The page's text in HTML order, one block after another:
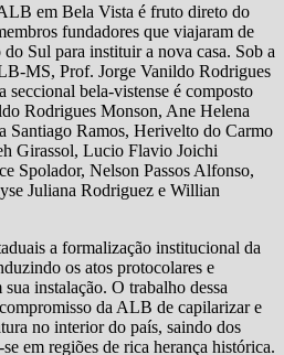
em Bela Vista é fruto direto do
fundadores que viajaram de
Sul para instituir a nova casa. Sob a
MS, Prof. Jorge Vanildo Rodrigues
bela-vistense é composto
Rodrigues Monson, Ane Helena
Santiago Ramos, Herivelto do Carmo
Girassol, Lucio Flavio Joichi
Spolador, Nelson Passos Alfonso,
Juliana Rodriguez e Willian
a formalização institucional da
os atos protocolares e
instalação. O trabalho dessa
da ALB de capilarizar e
no interior do país, saindo dos
em regiões de rica herança histórica.